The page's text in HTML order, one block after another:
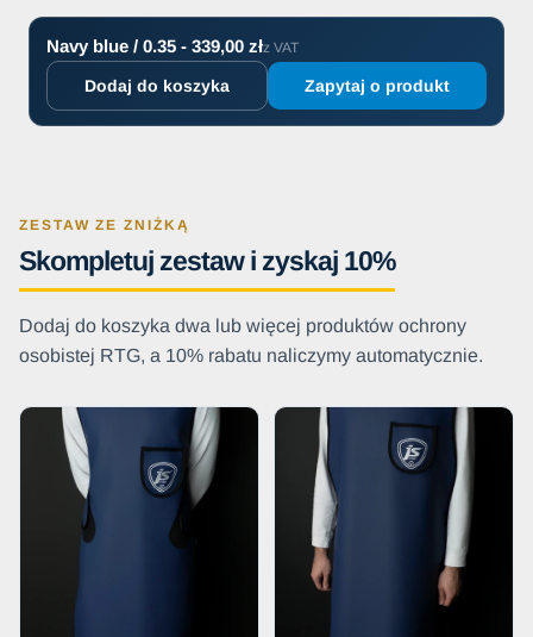
Navy blue / 0.35 - 339,00 złz VAT
Dodaj do koszyka Zapytaj o produkt
ZESTAW ZE ZNIŻKĄ
Skompletuj zestaw i zyskaj 10%
Dodaj do koszyka dwa lub więcej produktów ochrony
osobistej RTG, a 10% rabatu naliczymy automatycznie.